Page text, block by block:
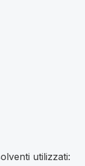
utilizzati: